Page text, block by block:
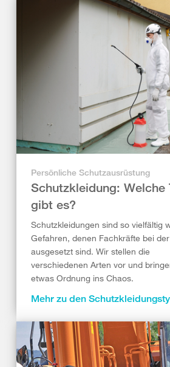
Persönliche Schutzausrüstung
Schutzkleidung: Welche
gibt es?
Schutzkleidungen sind so vielfältig
Gefahren, denen Fachkräfte bei
ausgesetzt sind. Wir stellen die
verschiedenen Arten vor und
etwas Ordnung ins Chaos.
Mehr zu den